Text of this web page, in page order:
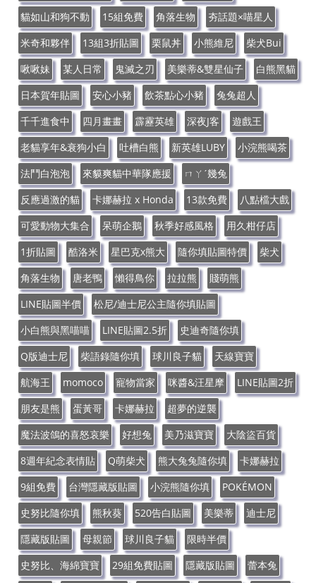
貓如山和狗不動
15組免費 角落生物
夯話題×喵星人
米奇和夥伴
13組3折貼圖 栗鼠丼 小熊維尼
柴犬Bui
啾啾妹
某人日常 鬼滅之刃 美樂蒂&雙星仙子
白熊黑貓
日本賀年貼圖
安心小豬 飲茶點心小豬
兔兔超人
千千進食中
四月畫畫 霹靂英雄 深夜J客
遊戲王
老貓享年&衰狗小白
吐槽白熊 新英雄LUBY
小浣熊喝茶
法鬥白泡泡
來貘爽貓中華隊應援
ㄇㄚˊ幾兔
反應過激的貓
卡娜赫拉 x Honda 13款免費
八點檔大戲
可愛動物大集合
呆萌企鵝 秋季好感風格
用久柑仔店
1折貼圖
酷洛米 星巴克x熊大 隨你填貼圖特價
柴犬
角落生物
唐老鴨 懶得鳥你 拉拉熊
賤萌熊
LINE貼圖半價
松尼/迪士尼公主隨你填貼圖
小白熊與黑喵喵
LINE貼圖2.5折
史迪奇隨你填
Q版迪士尼
柴語錄隨你填 球川良子貓
天線寶寶
航海王
momoco 寵物當家 咪醬&汪星摩
LINE貼圖2折
朋友是熊
蛋黃哥 卡娜赫拉
超夢的逆襲
魔法波鴿的喜怒哀樂
好想兔 美乃滋寶寶
大陰盜百貨
8週年紀念表情貼
Q萌柴犬 熊大兔兔隨你填
卡娜赫拉
9組免費
台灣隱藏版貼圖 小浣熊隨你填
POKÉMON
史努比隨你填
熊秋葵 520告白貼圖 美樂蒂
迪士尼
隱藏版貼圖
母親節 球川良子貓
限時半價
史努比、海綿寶寶
29組免費貼圖 隱藏版貼圖
蕾本兔